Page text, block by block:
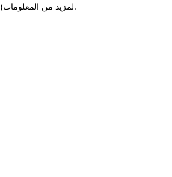
لمزيد من المعلومات).